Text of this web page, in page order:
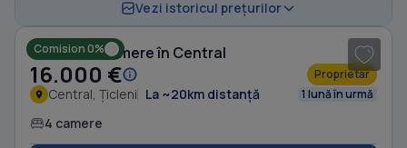
Vezi istoricul prețurilor
Comision 0%
Casă cu 4 camere în Central
16.000 € Proprietar
Central, Țicleni La ~20km distanță 1 lună în urmă
4 camere